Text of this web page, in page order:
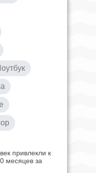
привлекли к
месяцев за